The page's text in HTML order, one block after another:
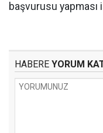
başvurusu yapması
HABERE YORUM